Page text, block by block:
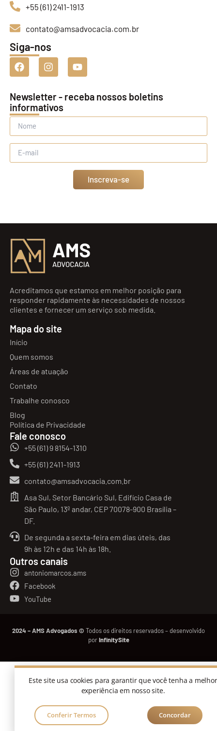
+55 (61) 2411-1913
contato@amsadvocacia.com.br
Siga-nos
Newsletter - receba nossos boletins
informativos
Inscreva-se
Acreditamos que estamos em melhor posição para
responder rapidamente às necessidades de nossos
clientes e fornecer um serviço sob medida.
Mapa do site
Início
Quem somos
Áreas de atuação
Contato
Trabalhe conosco
Blog
Política de Privacidade
Fale conosco
+55 (61) 9 8154-1310
+55 (61) 2411-1913
contato@amsadvocacia.com.br
Asa Sul, Setor Bancário Sul, Edifício Casa de
São Paulo, 13º andar, CEP 70078-900 Brasília –
DF.
De segunda a sexta-feira em dias úteis, das
9h às 12h e das 14h às 18h.
Outros canais
antoniomarcos.ams
Facebook
YouTube
2024 – AMS Advogados © Todos os direitos reservados – desenvolvido
porInfinitySite
Este site usa cookies para garantir que você tenha a melhor
experiência em nosso site.
Conferir Termos Concordar